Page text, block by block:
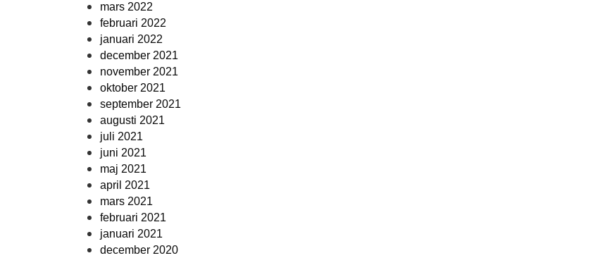
mars 2022
februari 2022
januari 2022
december 2021
november 2021
oktober 2021
september 2021
augusti 2021
juli 2021
juni 2021
maj 2021
april 2021
mars 2021
februari 2021
januari 2021
december 2020